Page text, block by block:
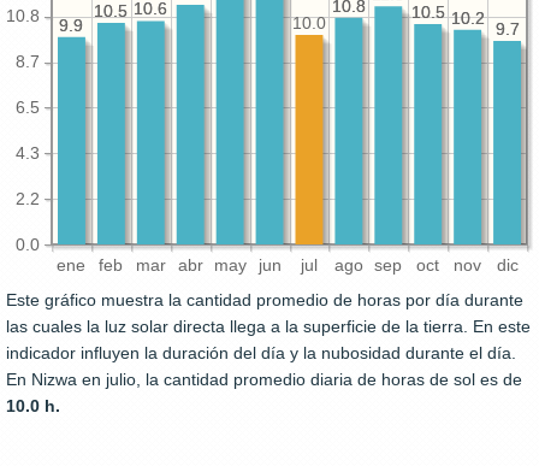
ene feb mar abr may jun jul ago sep oct nov dic
0.0
2.2
4.3
6.5
8.7
10.8
9.7
10.2
10.5
10.8
10.6
10.5
9.9 9.7
10.2
10.5
10.8
10.0
10.6
10.5
9.9
Este gráfico muestra la cantidad promedio de horas por día durante
las cuales la luz solar directa llega a la superficie de la tierra. En este
indicador influyen la duración del día y la nubosidad durante el día.
En Nizwa en julio, la cantidad promedio diaria de horas de sol es de
10.0 h.